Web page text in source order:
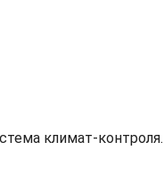
климат-контроля.